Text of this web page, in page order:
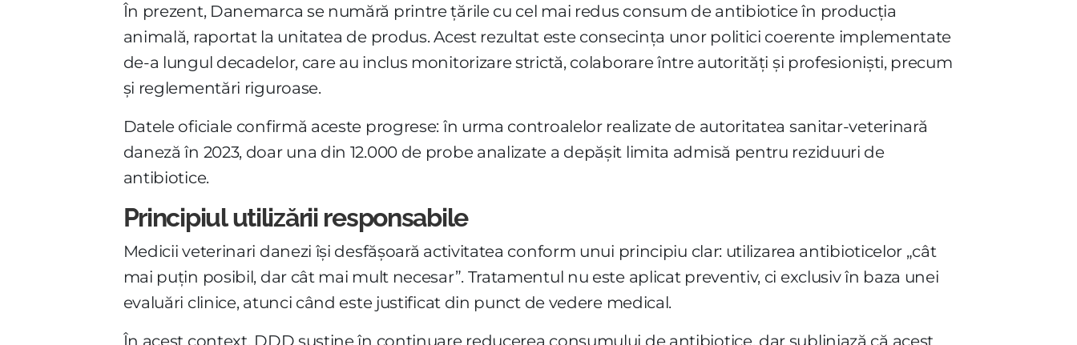
În prezent, Danemarca se numără printre țările cu cel mai redus consum de antibiotice în producția
animală, raportat la unitatea de produs. Acest rezultat este consecința unor politici coerente implementate
de-a lungul decadelor, care au inclus monitorizare strictă, colaborare între autorități și profesioniști, precum
și reglementări riguroase.
Datele oficiale confirmă aceste progrese: în urma controalelor realizate de autoritatea sanitar-veterinară
daneză în 2023, doar una din 12.000 de probe analizate a depășit limita admisă pentru reziduuri de
antibiotice.
Principiul utilizării responsabile
Medicii veterinari danezi își desfășoară activitatea conform unui principiu clar: utilizarea antibioticelor „cât
mai puțin posibil, dar cât mai mult necesar”. Tratamentul nu este aplicat preventiv, ci exclusiv în baza unei
evaluări clinice, atunci când este justificat din punct de vedere medical.
În acest context, DDD susține în continuare reducerea consumului de antibiotice, dar subliniază că acest